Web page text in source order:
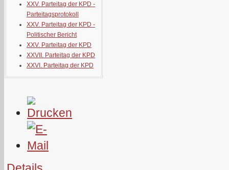
XXV. Parteitag der KPD -
Parteitagsprotokoll
XXV. Parteitag der KPD -
Politischer Bericht
XXV. Parteitag der KPD
XXVII. Parteitag der KPD
XXVI. Parteitag der KPD